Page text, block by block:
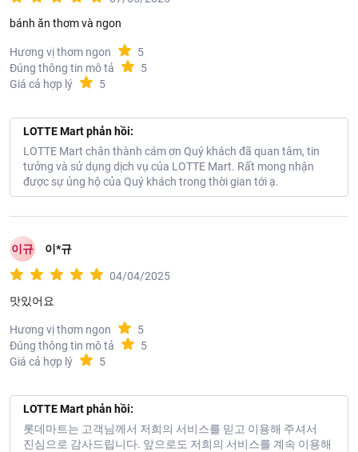
CÔNG TY TNHH LOTTE VINA INTERNATIONAL
Địa chỉ: Tầng 3, tòa nhà Beautiful Sài Gòn, số 02 đường Nguyễn
Khắc Viện, Khu A- Đô thị mới Nam Thành phố, Phường Tân Phú,
Quận 7, Thành phố Hồ Chí Minh, Việt Nam
bánh ăn thơm và ngon
Hương vị thơm ngon
5
Đúng thông tin mô tả
5
Giá cả hợp lý
5
LOTTE Mart phản hồi:
LOTTE Mart chân thành cám ơn Quý khách đã quan tâm, tin
tưởng và sử dụng dịch vụ của LOTTE Mart. Rất mong nhận
được sự ủng hộ của Quý khách trong thời gian tới ạ.
이규 이*규
04/04/2025
맛있어요
Hương vị thơm ngon
5
Đúng thông tin mô tả
5
Giá cả hợp lý
5
LOTTE Mart phản hồi:
롯데마트는 고객님께서 저희의 서비스를 믿고 이용해 주셔서
진심으로 감사드립니다. 앞으로도 저희의 서비스를 계속 이용해